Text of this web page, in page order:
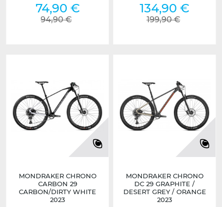
74,90 €
94,90 €
134,90 €
199,90 €
MONDRAKER CHRONO
CARBON 29
CARBON/DIRTY WHITE
2023
MONDRAKER CHRONO
DC 29 GRAPHITE /
DESERT GREY / ORANGE
2023